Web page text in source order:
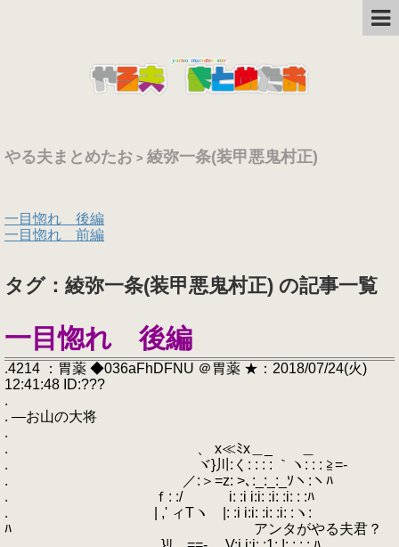
やる夫まとめたお > 綾弥一条(装甲悪鬼村正)
一目惚れ 後編
一目惚れ 前編
タグ：綾弥一条(装甲悪鬼村正) の記事一覧
一目惚れ 後編
.4214 ：胃薬 ◆036aFhDFNU ＠胃薬 ★：2018/07/24(火)
12:41:48 ID:???
.
. ―お山の大将
.
. 、 x≪ﾐx＿_ ＿
. ヾ}川:く: : : : ｀ヽ: : : ≧=-
. ／:＞=z: >､:_:_:_ｿヽ:ヽﾊ
. ｆ: :/ i: :i i:i: :i: :i: : :ﾊ
. | ,' ィTヽ |: :i i:i: :i: :i: :ヽ:
ﾊ アンタがやる夫君？